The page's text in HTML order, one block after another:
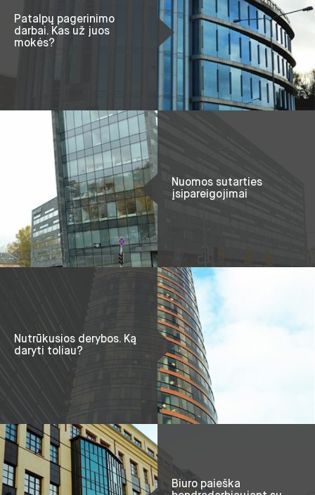
Patalpų pagerinimo
darbai. Kas už juos
mokės?
Nuomos sutarties
įsipareigojimai
Nutrūkusios derybos. Ką
daryti toliau?
Biuro paieška